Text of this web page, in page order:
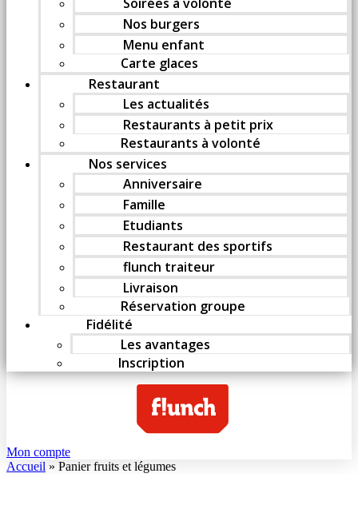
Nos burgers
Menu enfant
Carte glaces
Restaurant
Les actualités
Restaurants à petit prix
Restaurants à volonté
Nos services
Anniversaire
Famille
Etudiants
Restaurant des sportifs
flunch traiteur
Livraison
Réservation groupe
Fidélité
Les avantages
Inscription
Mon compte
Accueil » Panier fruits et légumes